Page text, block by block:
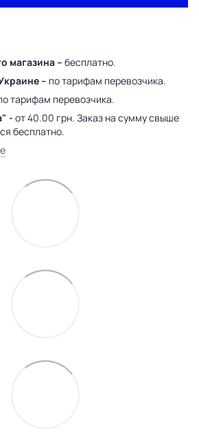
магазина – бесплатно.
– по тарифам перевозчика.
тарифам перевозчика.
- от 40.00 грн. Заказ на сумму свыше
бесплатно.